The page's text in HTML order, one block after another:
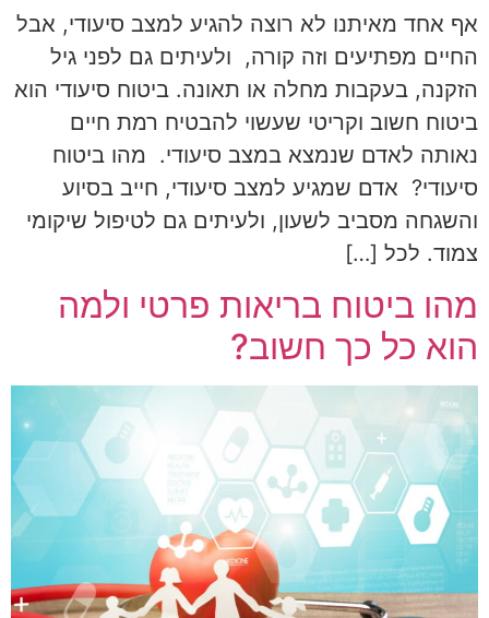
אף אחד מאיתנו לא רוצה להגיע למצב סיעודי, אבל
החיים מפתיעים וזה קורה, ולעיתים גם לפני גיל
הזקנה, בעקבות מחלה או תאונה. ביטוח סיעודי הוא
ביטוח חשוב וקריטי שעשוי להבטיח רמת חיים
נאותה לאדם שנמצא במצב סיעודי. מהו ביטוח
סיעודי? אדם שמגיע למצב סיעודי, חייב בסיוע
והשגחה מסביב לשעון, ולעיתים גם לטיפול שיקומי
צמוד. לכל […]
מהו ביטוח בריאות פרטי ולמה
הוא כל כך חשוב?